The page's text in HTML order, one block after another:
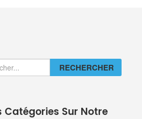
RECHERCHER
Catégories Sur Notre